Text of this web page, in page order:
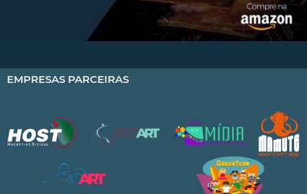
EMPRESAS PARCEIRAS